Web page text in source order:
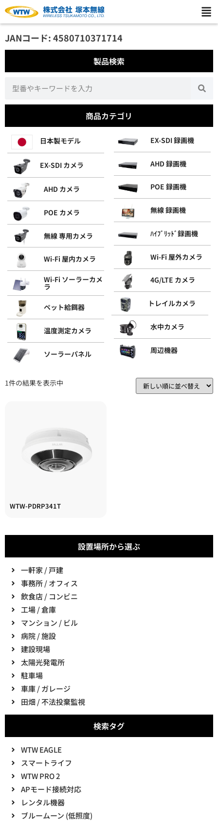
JANコード: 4580710371714
設置場所から選ぶ
一軒家 / 戸建
事務所 / オフィス
飲食店 / コンビニ
工場 / 倉庫
マンション / ビル
病院 / 施設
建設現場
太陽光発電所
駐車場
車庫 / ガレージ
田畑 / 不法投棄監視
検索タグ
WTW EAGLE
スマートライフ
WTW PRO 2
APモード接続対応
レンタル機器
ブルームーン (低照度)
製品検索
商品カテゴリ
日本製モデル
EX-SDI カメラ
AHD カメラ
POE カメラ
無線 専用カメラ
Wi-Fi 屋内カメラ
Wi-Fi ソーラーカメ
ラ
ペット給餌器
温度測定カメラ
ソーラーパネル
EX-SDI 録画機
AHD 録画機
POE 録画機
無線 録画機
ﾊｲﾌﾞﾘｯﾄﾞ録画機
Wi-Fi 屋外カメラ
4G/LTE カメラ
トレイルカメラ
水中カメラ
周辺機器
1件の結果を表示中
WTW-PDRP341T